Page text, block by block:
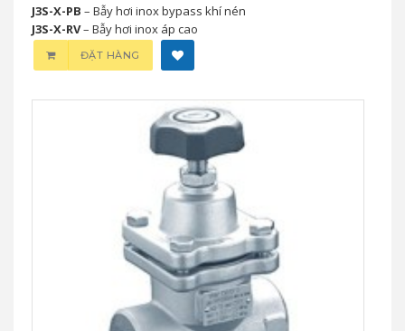
J3S-X-PB – Bẫy hơi inox bypass khí nén
J3S-X-RV– Bẫy hơi inox áp cao
ĐẶT HÀNG